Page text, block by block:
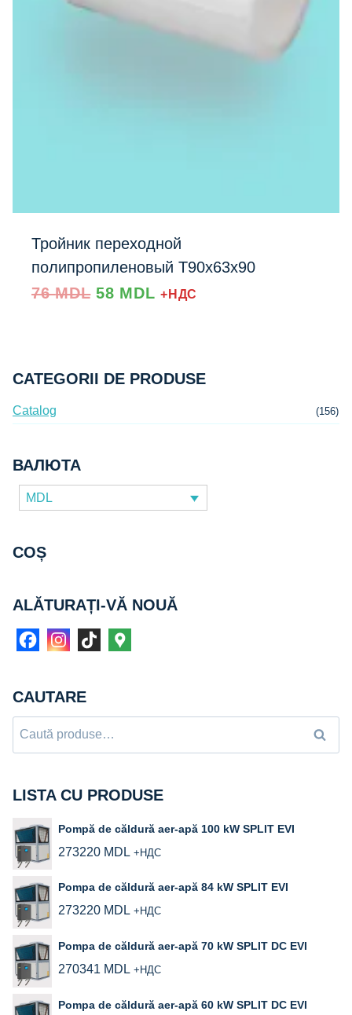
Тройник переходной
полипропиленовый Т90x63x90
76MDL Prețul
58 MDLPrețul
+НДС
CATEGORII DE PRODUSE
Catalog (156)
ВАЛЮТА
MDL
COȘ
ALĂTURAȚI-VĂ NOUĂ
CAUTARE
Caută
după:
Caută
LISTA CU PRODUSE
Pompă de căldură aer-apă 100 kW SPLIT EVI
273220 MDL +НДС
Pompa de căldură aer-apă 84 kW SPLIT EVI
273220 MDL +НДС
Pompa de căldură aer-apă 70 kW SPLIT DC EVI
270341 MDL +НДС
Pompa de căldură aer‑apă 60 kW SPLIT DC EVI